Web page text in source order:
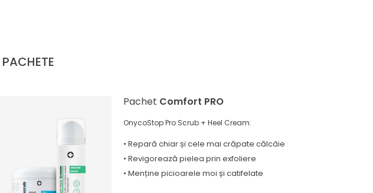
PACHETE
Pachet Comfort PRO
OnycoStop Pro Scrub + Heel Cream:
•Reparăchiar și cele mai crăpate călcâie
•Revigoreazăpielea prin exfoliere
•Menținepicioarele moi și catifelate